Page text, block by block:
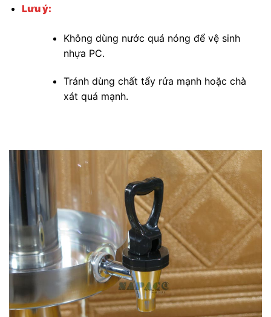
Lưu ý:
Không dùng nước quá nóng để vệ sinh
nhựa PC.
Tránh dùng chất tẩy rửa mạnh hoặc chà
xát quá mạnh.